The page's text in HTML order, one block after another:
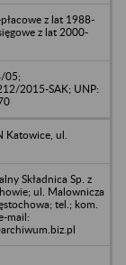
z lat 1988-
z lat 2000-
05;
2015-SAK; UNP:
Katowice, ul.
Składnica Sp. z
ul. Malownicza
tel.; kom.
mail: